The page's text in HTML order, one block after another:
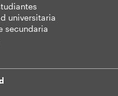
universitaria
secundaria